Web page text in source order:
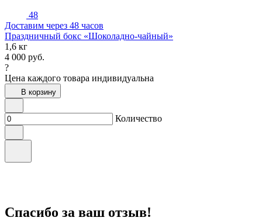
48
Доставим через 48 часов
Праздничный бокс «Шоколадно-чайный»
1,6 кг
4 000 руб.
?
Цена каждого товара индивидуальна
В корзину
Количество
Спасибо за ваш отзыв!